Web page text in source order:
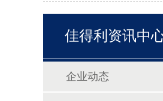
佳得利资讯中
企业动态